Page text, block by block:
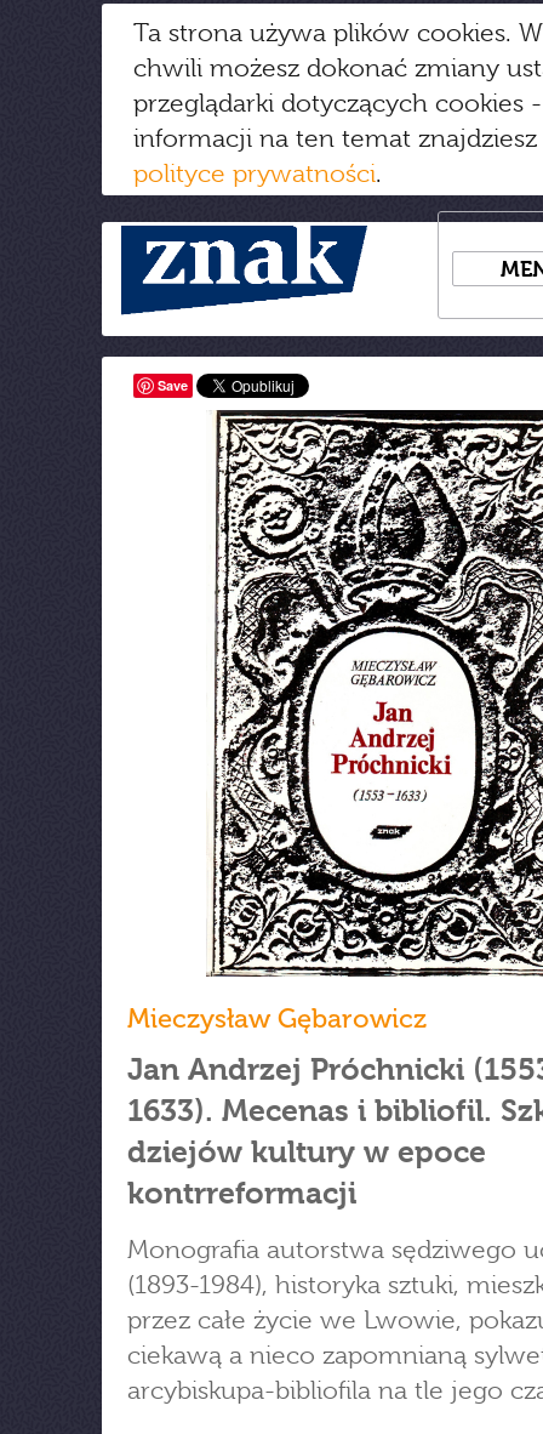
Ta strona używa plików cookies.
chwili możesz dokonać zmiany
przeglądarki dotyczących cookies
informacji na ten temat
polityce prywatności.
Save
Mieczysław Gębarowicz
Jan Andrzej Próchnicki
1633). Mecenas i bibliofil.
dziejów kultury w epoce
kontrreformacji
Monografia autorstwa sędziwego
(1893-1984), historyka sztuki,
przez całe życie we Lwowie,
ciekawą a nieco zapomnianą
arcybiskupa-bibliofila na tle jego